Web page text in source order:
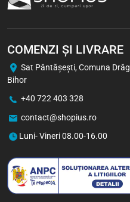
COMENZI ȘI LIVRARE
Sat Păntăşeşti, Comuna
Bihor
+40 722 403 328
contact@shopius.ro
Luni- Vineri 08.00-16.00